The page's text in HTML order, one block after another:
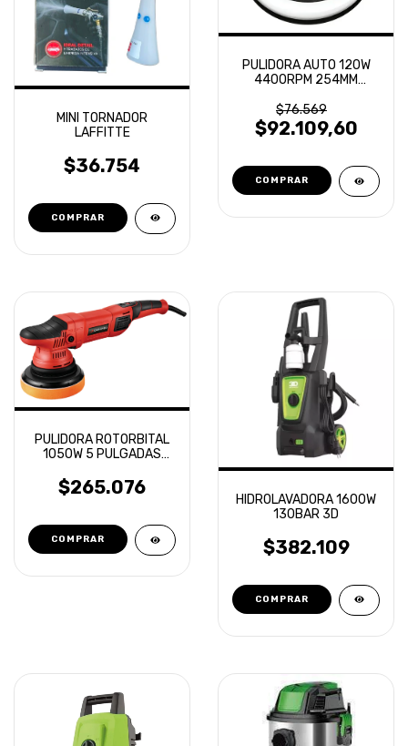
MINI TORNADOR
LAFFITTE
$36.754
PULIDORA AUTO 120W
4400RPM 254MM
$76.569
$92.109,60
PULIDORA ROTORBITAL
1050W 5 PULGADAS
$265.076
HIDROLAVADORA 1600W
130BAR 3D
$382.109